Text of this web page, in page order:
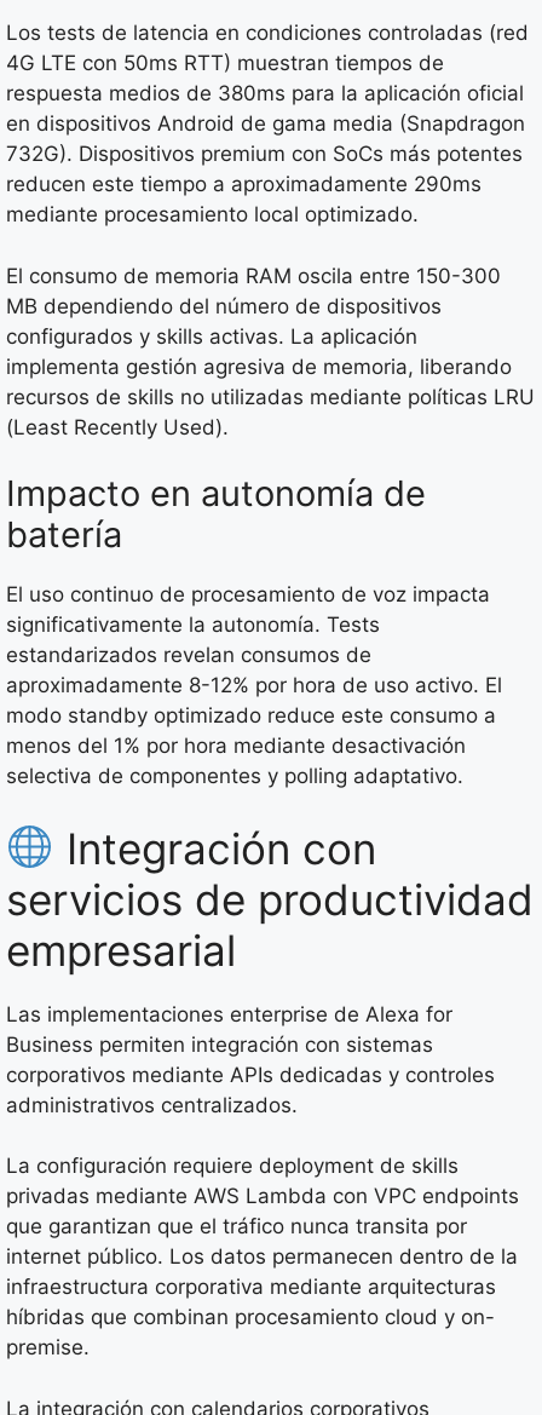
Los tests de latencia en condiciones controladas (red
4G LTE con 50ms RTT) muestran tiempos de
respuesta medios de 380ms para la aplicación oficial
en dispositivos Android de gama media (Snapdragon
732G). Dispositivos premium con SoCs más potentes
reducen este tiempo a aproximadamente 290ms
mediante procesamiento local optimizado.
El consumo de memoria RAM oscila entre 150-300
MB dependiendo del número de dispositivos
configurados y skills activas. La aplicación
implementa gestión agresiva de memoria, liberando
recursos de skills no utilizadas mediante políticas LRU
(Least Recently Used).
Impacto en autonomía de
batería
El uso continuo de procesamiento de voz impacta
significativamente la autonomía. Tests
estandarizados revelan consumos de
aproximadamente 8-12% por hora de uso activo. El
modo standby optimizado reduce este consumo a
menos del 1% por hora mediante desactivación
selectiva de componentes y polling adaptativo.
Integración con
servicios de productividad
empresarial
Las implementaciones enterprise de Alexa for
Business permiten integración con sistemas
corporativos mediante APIs dedicadas y controles
administrativos centralizados.
La configuración requiere deployment de skills
privadas mediante AWS Lambda con VPC endpoints
que garantizan que el tráfico nunca transita por
internet público. Los datos permanecen dentro de la
infraestructura corporativa mediante arquitecturas
híbridas que combinan procesamiento cloud y on-
premise.
La integración con calendarios corporativos